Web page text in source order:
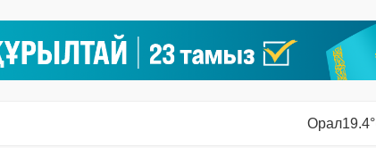
Орал19.4°